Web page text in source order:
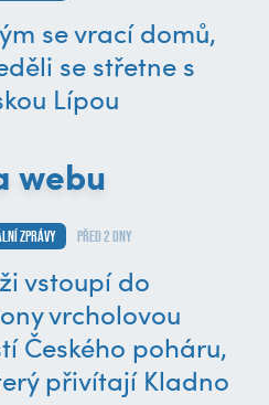
se vrací domů,
se střetne s
Lípou
webu
zprávy před 2 dny
vstoupí do
vrcholovou
Českého poháru,
přivítají Kladno